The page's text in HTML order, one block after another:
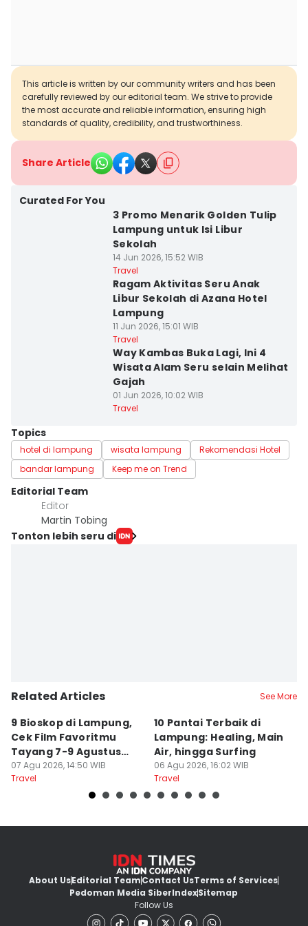
This article is written by our community writers and has been
carefully reviewed by our editorial team. We strive to provide
the most accurate and reliable information, ensuring high
standards of quality, credibility, and trustworthiness.
Share Article
Curated For You
3 Promo Menarik Golden Tulip
Lampung untuk Isi Libur
Sekolah
14 Jun 2026, 15:52 WIB
Travel
Ragam Aktivitas Seru Anak
Libur Sekolah di Azana Hotel
Lampung
11 Jun 2026, 15:01 WIB
Travel
Way Kambas Buka Lagi, Ini 4
Wisata Alam Seru selain Melihat
Gajah
01 Jun 2026, 10:02 WIB
Travel
Topics
hotel di lampung wisata lampung
Rekomendasi Hotel
bandar lampung
Keep me on Trend
Editorial Team
Editor
Martin Tobing
Tonton lebih seru di
Related Articles See More
9 Bioskop di Lampung,
Cek Film Favoritmu
Tayang 7-9 Agustus
2026
07 Agu 2026, 14:50 WIB
Travel
10 Pantai Terbaik di
Lampung: Healing, Main
Air, hingga Surfing
06 Agu 2026, 16:02 WIB
Travel
About UsEditorial TeamContact UsTerms of Services
Pedoman Media SiberIndexSitemap
Follow Us